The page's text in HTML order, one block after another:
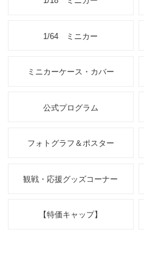
1/64 ミニカー
ミニカーケース・カバー
公式プログラム
フォトグラフ＆ポスター
観戦・応援グッズコーナー
【特価キャップ】